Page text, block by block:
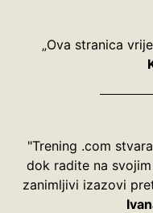
„Ova stranica
"Trening .com
dok radite na
zanimljivi izazovi